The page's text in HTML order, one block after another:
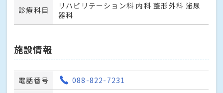
診療科目
リハビリテーション科 内科 整形外科 泌尿
器科
施設情報
電話番号 088-822-7231